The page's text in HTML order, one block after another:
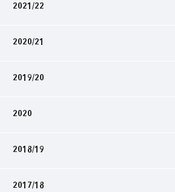
2021/22
2020/21
2019/20
2020
2018/19
2017/18